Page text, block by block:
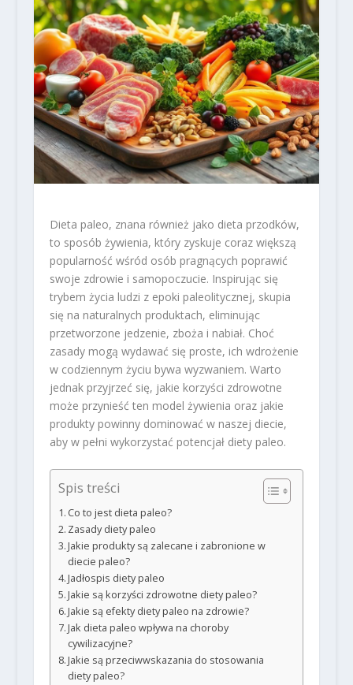
Dieta paleo, znana również jako dieta przodków,
to sposób żywienia, który zyskuje coraz większą
popularność wśród osób pragnących poprawić
swoje zdrowie i samopoczucie. Inspirując się
trybem życia ludzi z epoki paleolitycznej, skupia
się na naturalnych produktach, eliminując
przetworzone jedzenie, zboża i nabiał. Choć
zasady mogą wydawać się proste, ich wdrożenie
w codziennym życiu bywa wyzwaniem. Warto
jednak przyjrzeć się, jakie korzyści zdrowotne
może przynieść ten model żywienia oraz jakie
produkty powinny dominować w naszej diecie,
aby w pełni wykorzystać potencjał diety paleo.
Spis treści
Co to jest dieta paleo?
Zasady diety paleo
Jakie produkty są zalecane i zabronione w
diecie paleo?
Jadłospis diety paleo
Jakie są korzyści zdrowotne diety paleo?
Jakie są efekty diety paleo na zdrowie?
Jak dieta paleo wpływa na choroby
cywilizacyjne?
Jakie są przeciwwskazania do stosowania
diety paleo?